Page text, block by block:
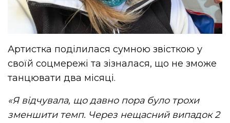
Артистка поділилася сумною звісткою у
своїй соцмережі та зізналася, що не зможе
танцювати два місяці.
«Я відчувала, що давно пора було трохи
зменшити темп. Через нещасний випадок 2